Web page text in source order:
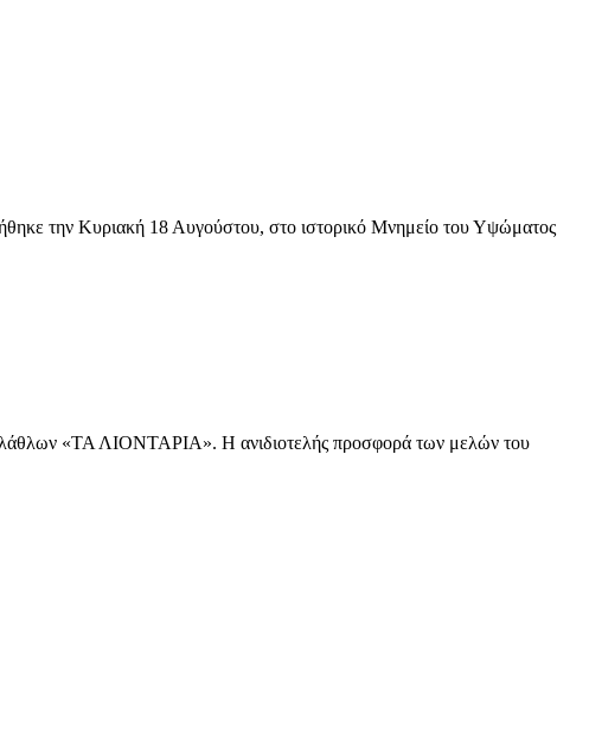
την Κυριακή 18 Αυγούστου, στο ιστορικό Μνημείο του Υψώματος
«ΤΑ ΛΙΟΝΤΑΡΙΑ». Η ανιδιοτελής προσφορά των μελών του